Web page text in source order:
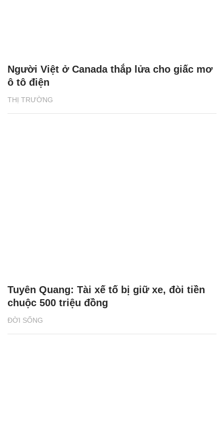
THỊ TRƯỜNG
Người Việt ở Canada thắp lửa cho giấc mơ
ô tô điện
ĐỜI SỐNG
Tuyên Quang: Tài xế tố bị giữ xe, đòi tiền
chuộc 500 triệu đồng